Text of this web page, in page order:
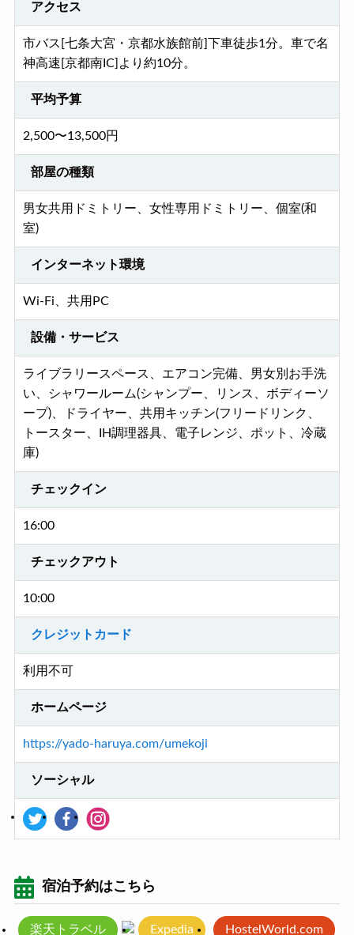
アクセス
市バス[七条大宮・京都水族館前]下車徒歩1分。車で名
神高速[京都南IC]より約10分。
平均予算
2,500〜13,500円
部屋の種類
男女共用ドミトリー、女性専用ドミトリー、個室(和
室)
インターネット環境
Wi-Fi、共用PC
設備・サービス
ライブラリースペース、エアコン完備、男女別お手洗
い、シャワールーム(シャンプー、リンス、ボディーソ
ープ)、ドライヤー、共用キッチン(フリードリンク、
トースター、IH調理器具、電子レンジ、ポット、冷蔵
庫)
チェックイン
16:00
チェックアウト
10:00
クレジットカード
利用不可
ホームページ
https://yado-haruya.com/umekoji
ソーシャル
宿泊予約はこちら
楽天トラベル Expedia HostelWorld.com